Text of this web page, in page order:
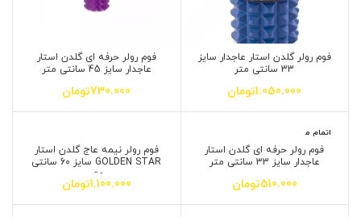
فوم رولر گلدن استار عاجدار سایز
33 سانتی متر
تومان1.050.000
فوم رولر حرفه ای گلدن استار
عاجدار سایز 45 سانتی متر
تومان730.000
اتمام م
فوم رولر حرفه ای گلدن استار
عاجدار سایز 33 سانتی متر
تومان510.000
فوم رولر نیمه عاج گلدن استار
GOLDEN STAR سایز 60 سانتی
متر
تومان1.100.000